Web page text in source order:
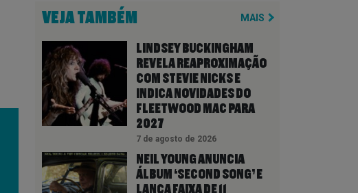
VEJA TAMBÉM MAIS
LINDSEY BUCKINGHAM
REVELA REAPROXIMAÇÃO
COM STEVIE NICKS E
INDICA NOVIDADES DO
FLEETWOOD MAC PARA
2027
7 de agosto de 2026
NEIL YOUNG ANUNCIA
ÁLBUM ‘SECOND SONG’ E
LANÇA FAIXA DE 11